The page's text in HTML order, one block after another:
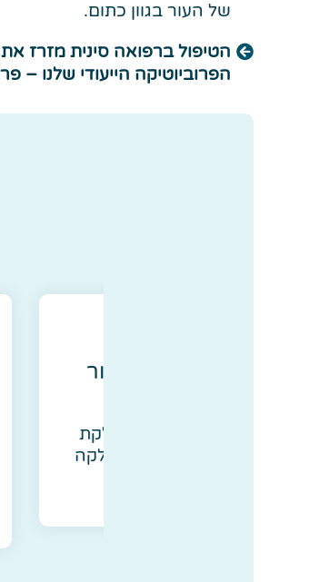
של העור בגוון כתום.
הטיפול ברפואה סינית מזרז
הפרוביוטיקה הייעודי שלנו –
ד״ר